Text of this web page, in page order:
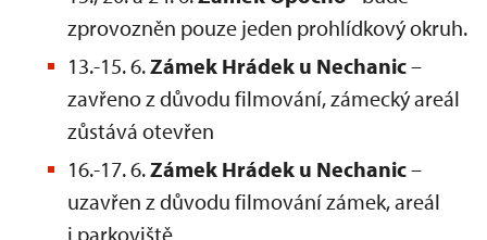
zprovozněn pouze jeden prohlídkový okruh.
13.-15. 6.Zámek Hrádek u Nechanic–
zavřeno z důvodu filmování, zámecký areál
zůstává otevřen
16.-17. 6.Zámek Hrádek u Nechanic–
uzavřen z důvodu filmování zámek, areál
i parkoviště